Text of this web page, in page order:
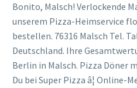
Bonito, Malsch! Verlockende
unserem Pizza-Heimservice
bestellen. 76316 Malsch Tel.
Deutschland. Ihre
Berlin in Malsch. Pizza Döner
Du bei Super Pizza â¦